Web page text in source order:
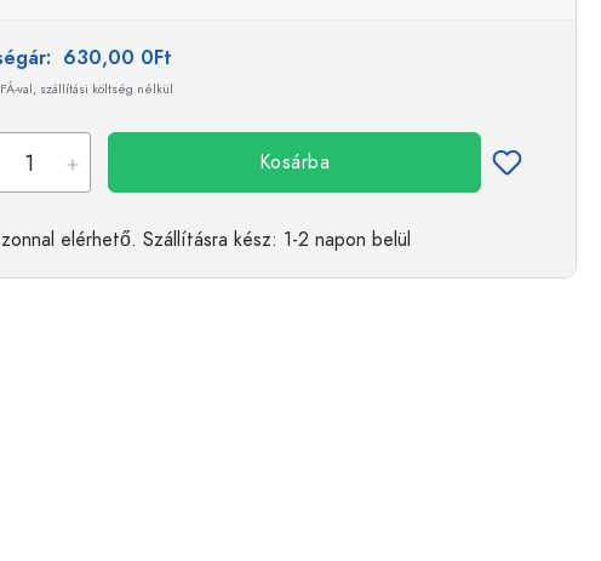
630,00 0Ft
val, szállítási költség nélkül
Kosárba
elérhető. Szállításra kész: 1-2 napon belül